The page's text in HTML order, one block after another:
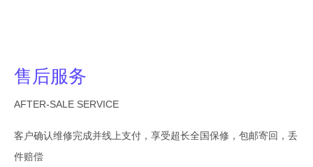
售后服务
AFTER-SALE SERVICE
客户确认维修完成并线上支付，享受超长全国保修，包邮寄回，丢
件赔偿